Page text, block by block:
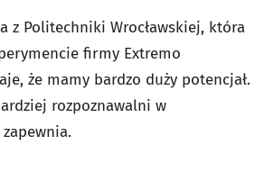
z Politechniki Wrocławskiej, która
firmy Extremo
że mamy bardzo duży potencjał.
rozpoznawalni w